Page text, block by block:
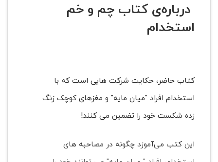
درباره‌ی کتاب چم و خم
استخدام
کتاب حاضر، حکایت شرکت هایی است که با
استخدام افراد "میان مایه" و مغزهای کوچک زنگ
زده شکست خود را تضمین می کنند!
این کتب می‌آموزد چگونه در مصاحبه های